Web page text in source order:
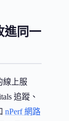
進同一
線上服
追蹤、
nPerf 網路